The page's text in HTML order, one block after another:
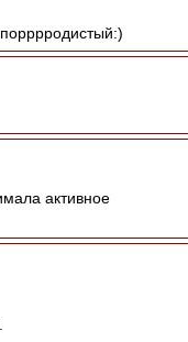
активное